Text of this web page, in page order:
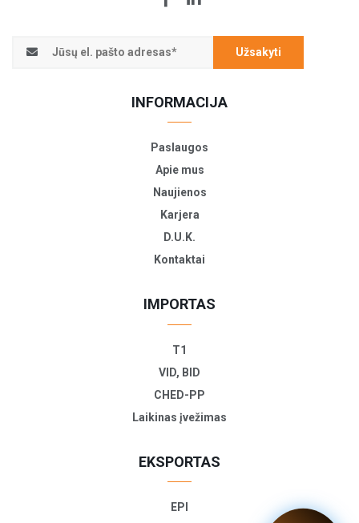
Užsakyti
INFORMACIJA
Paslaugos
Apie mus
Naujienos
Karjera
D.U.K.
Kontaktai
IMPORTAS
T1
VID, BID
CHED-PP
Laikinas įvežimas
EKSPORTAS
EPI